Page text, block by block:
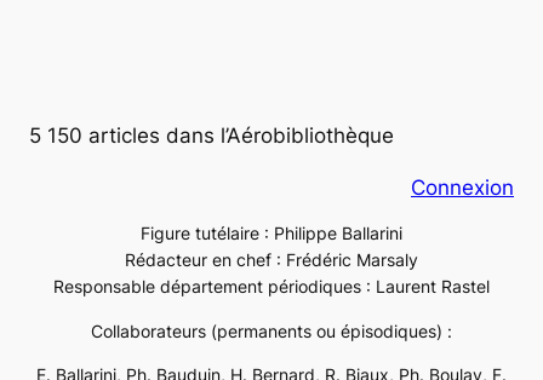
5 150 articles dans l’Aérobibliothèque
Connexion
Figure tutélaire : Philippe Ballarini
Rédacteur en chef : Frédéric Marsaly
Responsable département périodiques : Laurent Rastel
Collaborateurs (permanents ou épisodiques) :
E. Ballarini, Ph. Bauduin, H. Bernard, R. Biaux, Ph. Boulay, F.